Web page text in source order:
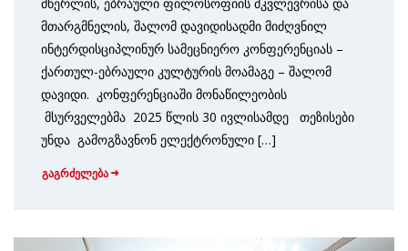
მთარგმნელის, შალომ დავიდისადმი მიძღვნილ
ინტერდისციპლინურ სამეცნიერო კონფერენციას –
ქართულ-ებრაული კულტურის მოამაგე – შალომ
დავიდი. კონფერენციაში მონაწილეობის
მსურველებმა 2025 წლის 30 ივლისამდე თეზისები
უნდა გამოგზავნონ ელექტრონული […]
გაგრძელება